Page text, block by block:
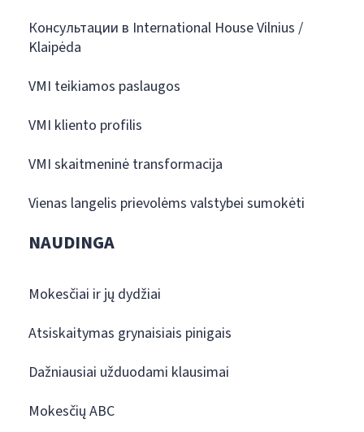
Консультации в International House Vilnius /
Klaipėda
VMI teikiamos paslaugos
VMI kliento profilis
VMI skaitmeninė transformacija
Vienas langelis prievolėms valstybei sumokėti
NAUDINGA
Mokesčiai ir jų dydžiai
Atsiskaitymas grynaisiais pinigais
Dažniausiai užduodami klausimai
Mokesčių ABC